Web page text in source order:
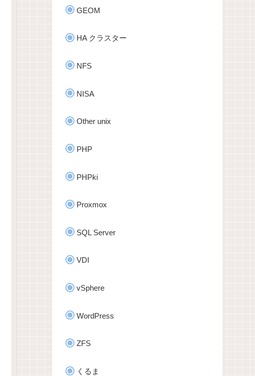
GEOM
HA クラスター
NFS
NISA
Other unix
PHP
PHPki
Proxmox
SQL Server
VDI
vSphere
WordPress
ZFS
くるま